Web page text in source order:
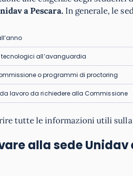
a Pescara. In generale, le
all’avanguardia
o programmi di proctoring
lavoro da richiedere alla Commissione
tutte le informazioni utili sulla
alla sede Unidav